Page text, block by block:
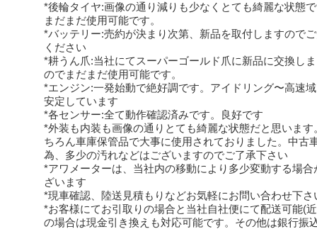
*後輪タイヤ:画像の通り減りも少なくとても綺麗な状態
まだまだ使用可能です。
*バッテリー:売約が決まり次第、新品を取付しますので
ください
*耕うん爪:当社にてスーパーゴールド爪に新品に交換し
のでまだまだ使用可能です。
*エンジン:一発始動で絶好調です。アイドリング〜高速
安定しています
*各センサー:全て動作確認済みです。良好です
*外装も内装も画像の通りとても綺麗な状態だと思います
ちろん車庫保管品で大事に使用されておりました。中古
為、多少の汚れなどはございますのでご了承下さい
*アワメーターは、当社内の移動により多少変動する場合
ざいます
*現車確認、陸送見積もりなどお気軽にお問い合わせ下さ
*お客様にてお引取りの場合と当社自社便にて配送可能(
の場合は現金引き換えも対応可能です。その他は銀行振